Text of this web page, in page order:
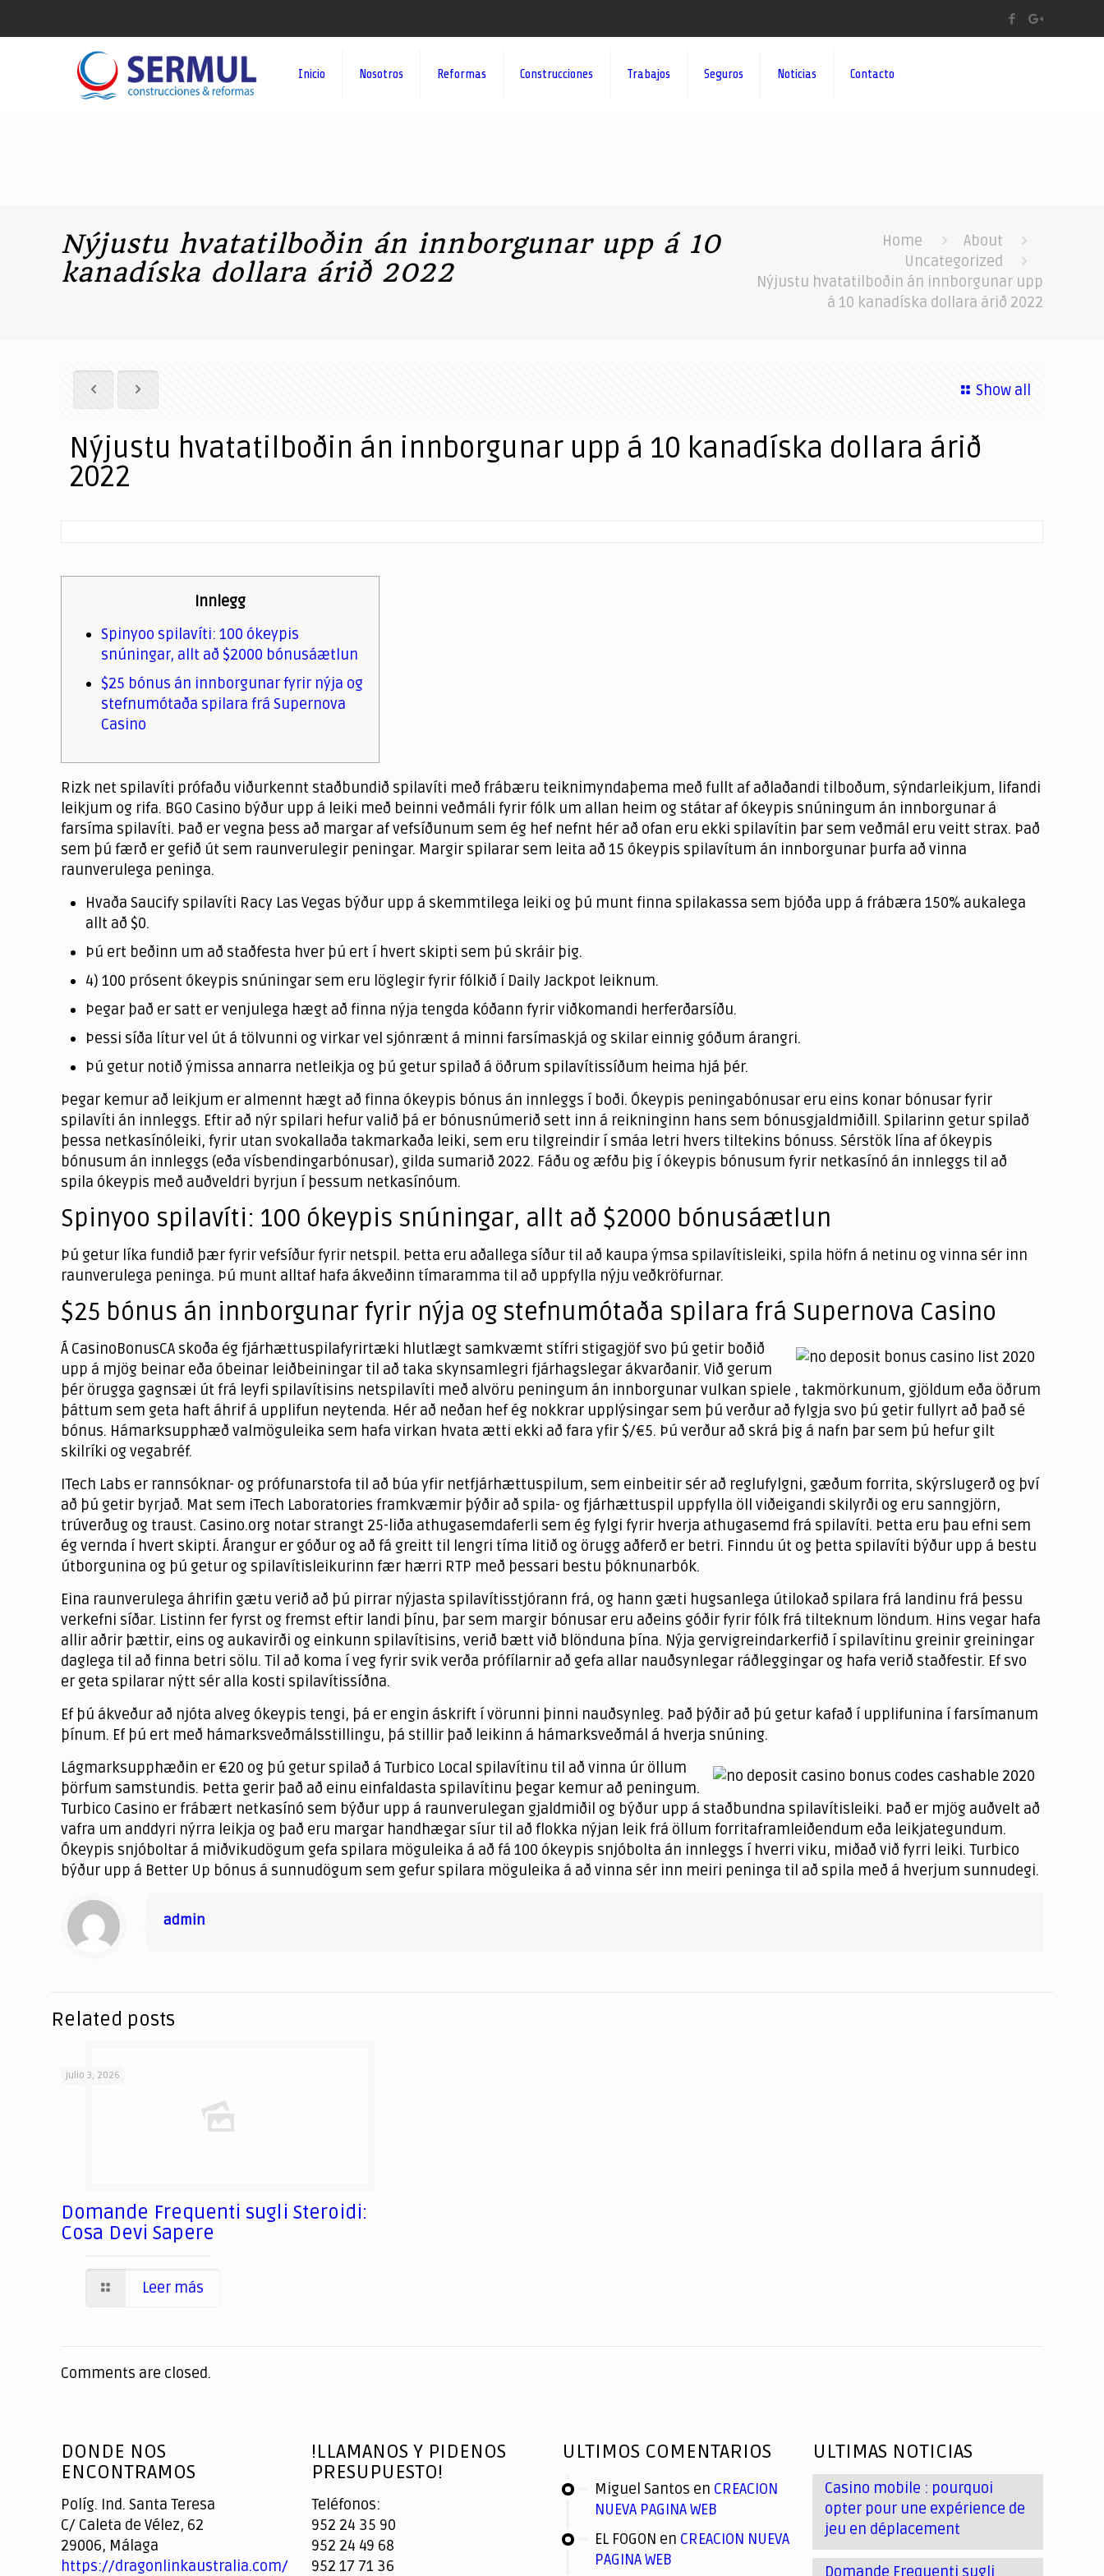
Inicio Nosotros Reformas Construcciones Trabajos Seguros Noticias Contacto
Nýjustu hvatatilboðin án innborgunar upp á 10
kanadíska dollara árið 2022
Home
About
Uncategorized
Nýjustu hvatatilboðin án innborgunar upp
á 10 kanadíska dollara árið 2022
Show all
Nýjustu hvatatilboðin án innborgunar upp á 10 kanadíska dollara árið
2022
Innlegg
Spinyoo spilavíti: 100 ókeypis
snúningar, allt að $2000 bónusáætlun
$25 bónus án innborgunar fyrir nýja og
stefnumótaða spilara frá Supernova
Casino
Rizk net spilavíti prófaðu viðurkennt staðbundið spilavíti með frábæru teiknimyndaþema með fullt af aðlaðandi tilboðum, sýndarleikjum, lifandi
leikjum og rifa. BGO Casino býður upp á leiki með beinni veðmáli fyrir fólk um allan heim og státar af ókeypis snúningum án innborgunar á
farsíma spilavíti. Það er vegna þess að margar af vefsíðunum sem ég hef nefnt hér að ofan eru ekki spilavítin þar sem veðmál eru veitt strax. Það
sem þú færð er gefið út sem raunverulegir peningar. Margir spilarar sem leita að 15 ókeypis spilavítum án innborgunar þurfa að vinna
raunverulega peninga.
Hvaða Saucify spilavíti Racy Las Vegas býður upp á skemmtilega leiki og þú munt finna spilakassa sem bjóða upp á frábæra 150% aukalega
allt að $0.
Þú ert beðinn um að staðfesta hver þú ert í hvert skipti sem þú skráir þig.
4) 100 prósent ókeypis snúningar sem eru löglegir fyrir fólkið í Daily Jackpot leiknum.
Þegar það er satt er venjulega hægt að finna nýja tengda kóðann fyrir viðkomandi herferðarsíðu.
Þessi síða lítur vel út á tölvunni og virkar vel sjónrænt á minni farsímaskjá og skilar einnig góðum árangri.
Þú getur notið ýmissa annarra netleikja og þú getur spilað á öðrum spilavítissíðum heima hjá þér.
Þegar kemur að leikjum er almennt hægt að finna ókeypis bónus án innleggs í boði. Ókeypis peningabónusar eru eins konar bónusar fyrir
spilavíti án innleggs. Eftir að nýr spilari hefur valið þá er bónusnúmerið sett inn á reikninginn hans sem bónusgjaldmiðill. Spilarinn getur spilað
þessa netkasínóleiki, fyrir utan svokallaða takmarkaða leiki, sem eru tilgreindir í smáa letri hvers tiltekins bónuss. Sérstök lína af ókeypis
bónusum án innleggs (eða vísbendingarbónusar), gilda sumarið 2022. Fáðu og æfðu þig í ókeypis bónusum fyrir netkasínó án innleggs til að
spila ókeypis með auðveldri byrjun í þessum netkasínóum.
Spinyoo spilavíti: 100 ókeypis snúningar, allt að $2000 bónusáætlun
Þú getur líka fundið þær fyrir vefsíður fyrir netspil. Þetta eru aðallega síður til að kaupa ýmsa spilavítisleiki, spila höfn á netinu og vinna sér inn
raunverulega peninga. Þú munt alltaf hafa ákveðinn tímaramma til að uppfylla nýju veðkröfurnar.
$25 bónus án innborgunar fyrir nýja og stefnumótaða spilara frá Supernova Casino
Á CasinoBonusCA skoða ég fjárhættuspilafyrirtæki hlutlægt samkvæmt stífri stigagjöf svo þú getir boðið
upp á mjög beinar eða óbeinar leiðbeiningar til að taka skynsamlegri fjárhagslegar ákvarðanir. Við gerum
þér örugga gagnsæi út frá leyfi spilavítisins netspilavíti með alvöru peningum án innborgunar vulkan spiele , takmörkunum, gjöldum eða öðrum
þáttum sem geta haft áhrif á upplifun neytenda. Hér að neðan hef ég nokkrar upplýsingar sem þú verður að fylgja svo þú getir fullyrt að það sé
bónus. Hámarksupphæð valmöguleika sem hafa virkan hvata ætti ekki að fara yfir $/€5. Þú verður að skrá þig á nafn þar sem þú hefur gilt
skilríki og vegabréf.
ITech Labs er rannsóknar- og prófunarstofa til að búa yfir netfjárhættuspilum, sem einbeitir sér að reglufylgni, gæðum forrita, skýrslugerð og því
að þú getir byrjað. Mat sem iTech Laboratories framkvæmir þýðir að spila- og fjárhættuspil uppfylla öll viðeigandi skilyrði og eru sanngjörn,
trúverðug og traust. Casino.org notar strangt 25-liða athugasemdaferli sem ég fylgi fyrir hverja athugasemd frá spilavíti. Þetta eru þau efni sem
ég vernda í hvert skipti. Árangur er góður og að fá greitt til lengri tíma litið og örugg aðferð er betri. Finndu út og þetta spilavíti býður upp á bestu
útborgunina og þú getur og spilavítisleikurinn fær hærri RTP með þessari bestu þóknunarbók.
Eina raunverulega áhrifin gætu verið að þú pirrar nýjasta spilavítisstjórann frá, og hann gæti hugsanlega útilokað spilara frá landinu frá þessu
verkefni síðar. Listinn fer fyrst og fremst eftir landi þínu, þar sem margir bónusar eru aðeins góðir fyrir fólk frá tilteknum löndum. Hins vegar hafa
allir aðrir þættir, eins og aukavirði og einkunn spilavítisins, verið bætt við blönduna þína. Nýja gervigreindarkerfið í spilavítinu greinir greiningar
daglega til að finna betri sölu. Til að koma í veg fyrir svik verða prófílarnir að gefa allar nauðsynlegar ráðleggingar og hafa verið staðfestir. Ef svo
er geta spilarar nýtt sér alla kosti spilavítissíðna.
Ef þú ákveður að njóta alveg ókeypis tengi, þá er engin áskrift í vörunni þinni nauðsynleg. Það þýðir að þú getur kafað í upplifunina í farsímanum
þínum. Ef þú ert með hámarksveðmálsstillingu, þá stillir það leikinn á hámarksveðmál á hverja snúning.
Lágmarksupphæðin er €20 og þú getur spilað á Turbico Local spilavítinu til að vinna úr öllum
þörfum samstundis. Þetta gerir það að einu einfaldasta spilavítinu þegar kemur að peningum.
Turbico Casino er frábært netkasínó sem býður upp á raunverulegan gjaldmiðil og býður upp á staðbundna spilavítisleiki. Það er mjög auðvelt að
vafra um anddyri nýrra leikja og það eru margar handhægar síur til að flokka nýjan leik frá öllum forritaframleiðendum eða leikjategundum.
Ókeypis snjóboltar á miðvikudögum gefa spilara möguleika á að fá 100 ókeypis snjóbolta án innleggs í hverri viku, miðað við fyrri leiki. Turbico
býður upp á Better Up bónus á sunnudögum sem gefur spilara möguleika á að vinna sér inn meiri peninga til að spila með á hverjum sunnudegi.
admin
Related posts
julio 3, 2026
Domande Frequenti sugli Steroidi:
Cosa Devi Sapere
Leer más
Comments are closed.
DONDE NOS
ENCONTRAMOS
Políg. Ind. Santa Teresa
C/ Caleta de Vélez, 62
29006, Málaga
https://dragonlinkaustralia.com/
!LLAMANOS Y PIDENOS
PRESUPUESTO!
Teléfonos:
952 24 35 90
952 24 49 68
952 17 71 36
ULTIMOS COMENTARIOS
Miguel Santos en CREACION
NUEVA PAGINA WEB
EL FOGON en CREACION NUEVA
PAGINA WEB
ULTIMAS NOTICIAS
Casino mobile : pourquoi
opter pour une expérience de
jeu en déplacement
Domande Frequenti sugli